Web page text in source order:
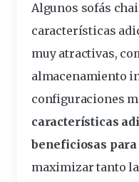
Algunos sofás
características
muy atractivas,
almacenamiento
configuraciones
características
beneficiosas
maximizar tanto la